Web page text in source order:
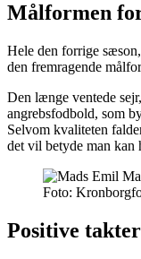
Målformen
Hele den forrige
den fremragende
Den længe ventede
angrebsfodbold, som
Selvom kvaliteten
det vil betyde man kan
Foto:
Positive